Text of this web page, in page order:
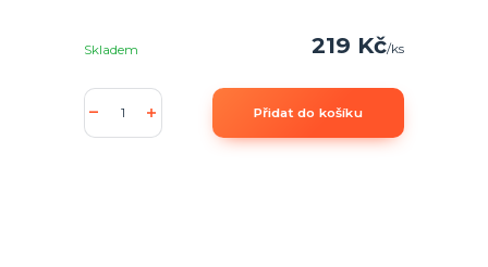
219 Kč/ks
Skladem
Přidat do košíku